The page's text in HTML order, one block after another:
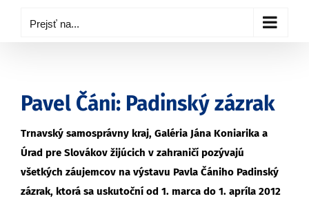
Prejsť na...
Pavel Čáni: Padinský zázrak
Trnavský samosprávny kraj, Galéria Jána Koniarika a
Úrad pre Slovákov žijúcich v zahraničí pozývajú
všetkých záujemcov na výstavu Pavla Čániho Padinský
zázrak, ktorá sa uskutoční od 1. marca do 1. apríla 2012